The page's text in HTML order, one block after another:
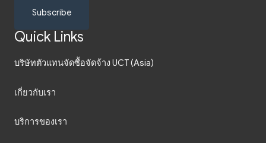
Subscribe
Quick Links
บริษัทตัวแทนจัดซื้อจัดจ้าง UCT (Asia)
เกี่ยวกับเรา
บริการของเรา